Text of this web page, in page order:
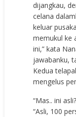
dijangkau,
celana
keluar
memukul ke
ini,” kata
jawabanku,
Kedua
mengelus
“Mas.. ini asli?
“Asli, 100